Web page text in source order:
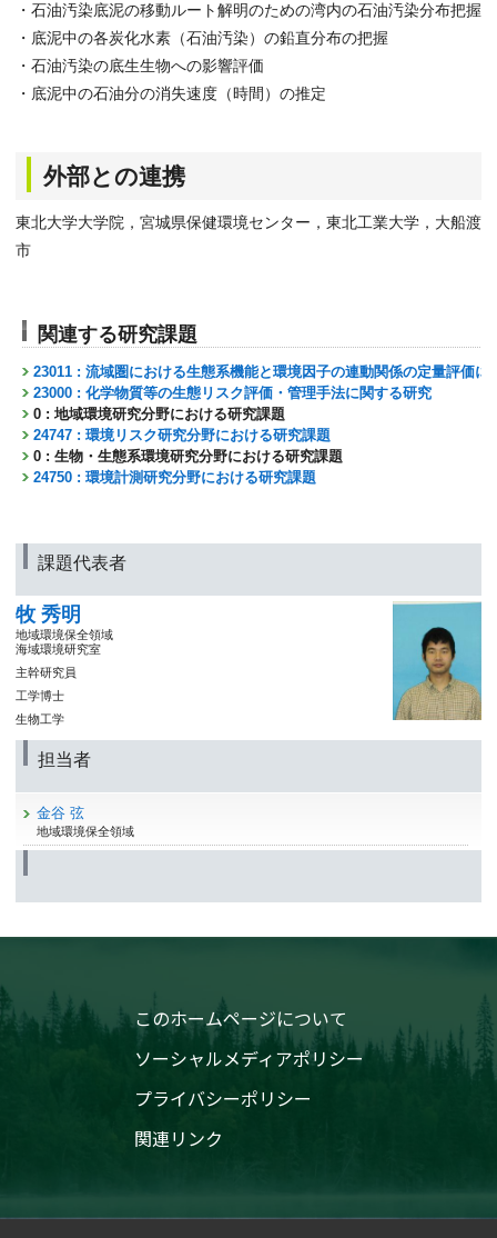
・石油汚染底泥の移動ルート解明のための湾内の石油汚染分布把握
・底泥中の各炭化水素（石油汚染）の鉛直分布の把握
・石油汚染の底生生物への影響評価
・底泥中の石油分の消失速度（時間）の推定
外部との連携
東北大学大学院，宮城県保健環境センター，東北工業大学，大船渡
市
関連する研究課題
23011 : 流域圏における生態系機能と環境因子の連動関係の定量評価に
23000 : 化学物質等の生態リスク評価・管理手法に関する研究
0 : 地域環境研究分野における研究課題
24747 : 環境リスク研究分野における研究課題
0 : 生物・生態系環境研究分野における研究課題
24750 : 環境計測研究分野における研究課題
課題代表者
牧 秀明
地域環境保全領域
海域環境研究室
主幹研究員
工学博士
生物工学
担当者
金谷 弦
地域環境保全領域
このホームページについて
ソーシャルメディアポリシー
プライバシーポリシー
関連リンク